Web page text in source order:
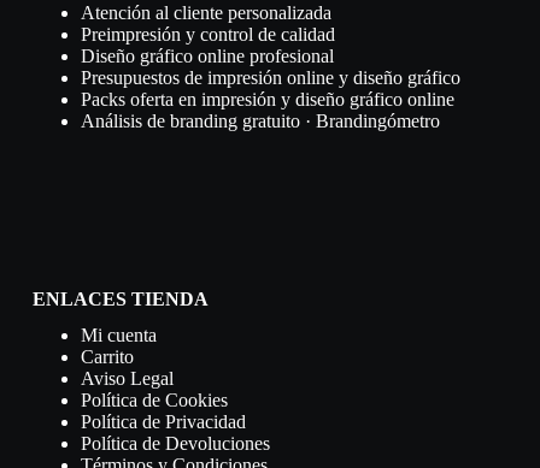
Atención al cliente personalizada
Preimpresión y control de calidad
Diseño gráfico online profesional
Presupuestos de impresión online y diseño gráfico
Packs oferta en impresión y diseño gráfico online
Análisis de branding gratuito · Brandingómetro
ENLACES TIENDA
Mi cuenta
Carrito
Aviso Legal
Política de Cookies
Política de Privacidad
Política de Devoluciones